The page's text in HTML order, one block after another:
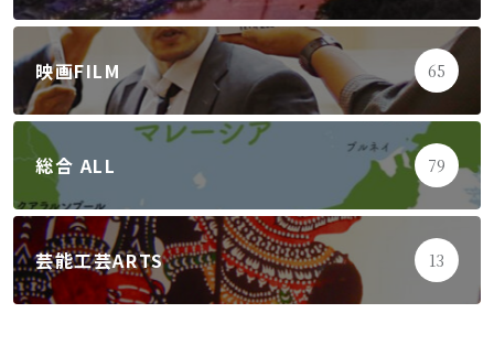
映画FILM 65
総合 ALL 79
芸能工芸ARTS 13